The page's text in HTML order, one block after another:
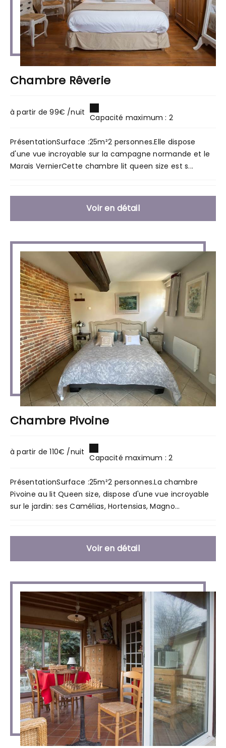
Chambre Rêverie
à partir de 99€ /nuit
Capacité maximum : 2
PrésentationSurface :25m²2 personnes.Elle dispose
d'une vue incroyable sur la campagne normande et le
Marais VernierCette chambre lit queen size est s...
Voir en détail
Chambre Pivoine
à partir de 110€ /nuit
Capacité maximum : 2
PrésentationSurface :25m²2 personnes.La chambre
Pivoine au lit Queen size, dispose d'une vue incroyable
sur le jardin: ses Camélias, Hortensias, Magno...
Voir en détail